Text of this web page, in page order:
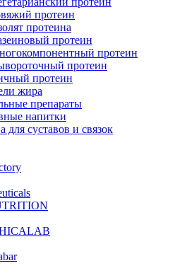
протеин
протеина
протеин
протеин
протеин
протеин
жира
препараты
напитки
для суставов и связок